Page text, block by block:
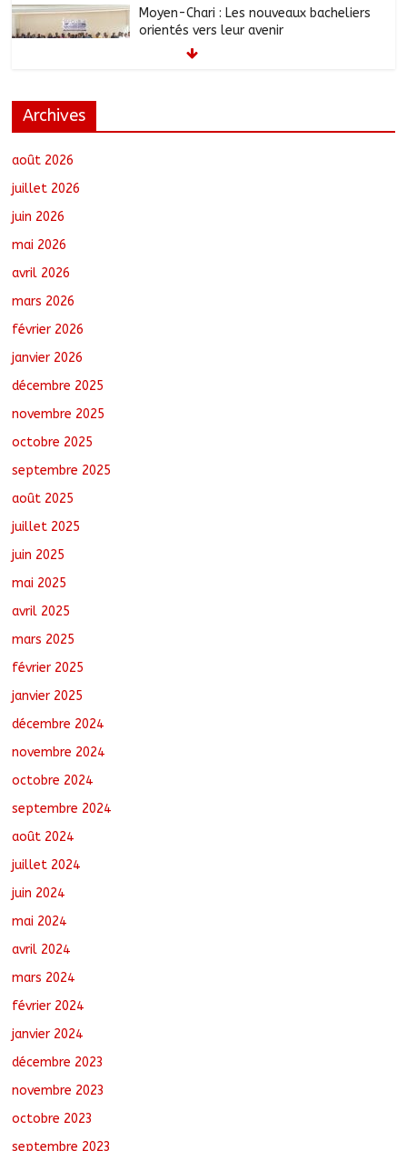
Moyen-Chari : Les nouveaux bacheliers
orientés vers leur avenir
août 7, 2026
semences certifiées aux producteurs de
Archives
août 2026
juillet 2026
juin 2026
mai 2026
avril 2026
mars 2026
février 2026
janvier 2026
décembre 2025
novembre 2025
octobre 2025
septembre 2025
août 2025
juillet 2025
juin 2025
mai 2025
avril 2025
mars 2025
février 2025
janvier 2025
décembre 2024
novembre 2024
octobre 2024
septembre 2024
août 2024
juillet 2024
juin 2024
mai 2024
avril 2024
mars 2024
février 2024
janvier 2024
décembre 2023
novembre 2023
octobre 2023
septembre 2023